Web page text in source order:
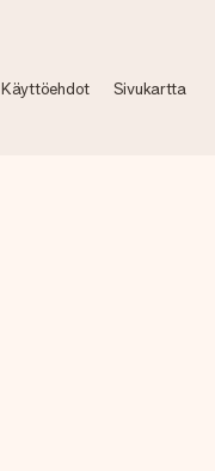
Käyttöehdot Sivukartta